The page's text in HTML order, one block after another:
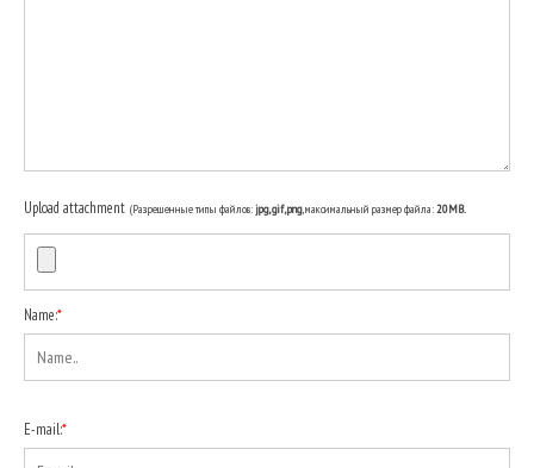
Upload attachment (Разрешенные типы файлов:jpg, gif, png, максимальный размер файла:20MB.
Name:*
E-mail:*